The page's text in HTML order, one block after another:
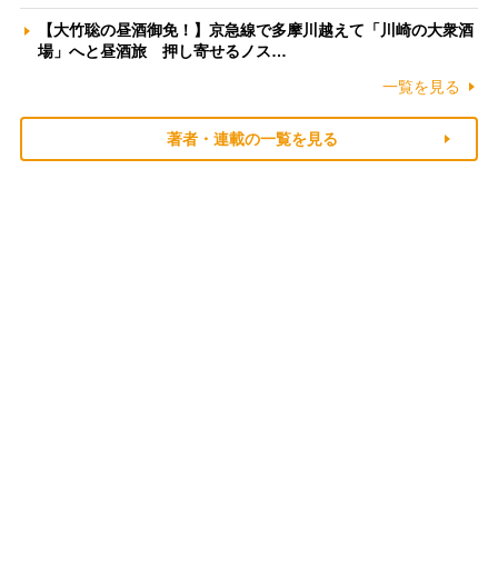
【大竹聡の昼酒御免！】京急線で多摩川越えて「川崎の大衆酒
場」へと昼酒旅 押し寄せるノス…
一覧を見る
著者・連載の一覧を見る